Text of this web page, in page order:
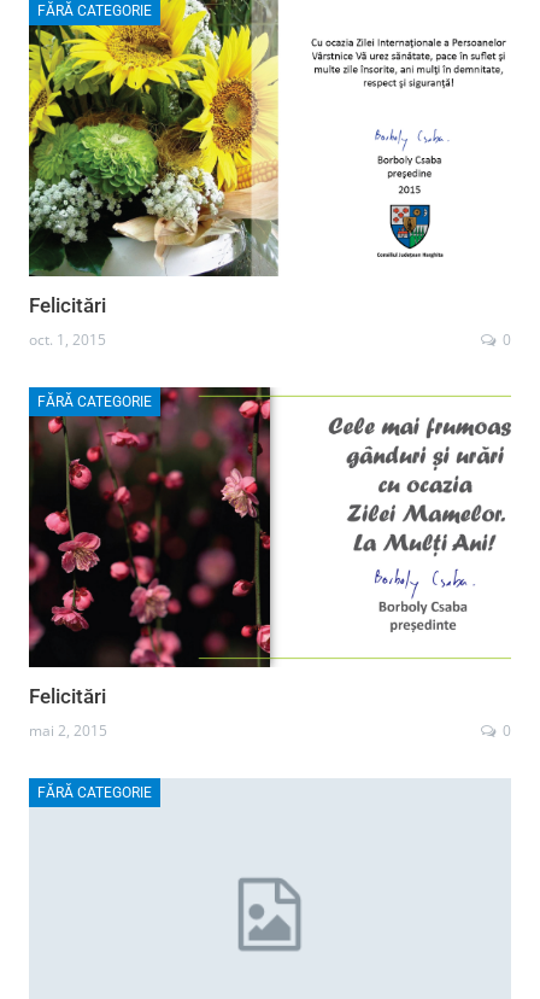
FĂRĂ CATEGORIE
Felicitări
oct. 1, 2015 0
FĂRĂ CATEGORIE
Felicitări
mai 2, 2015 0
FĂRĂ CATEGORIE